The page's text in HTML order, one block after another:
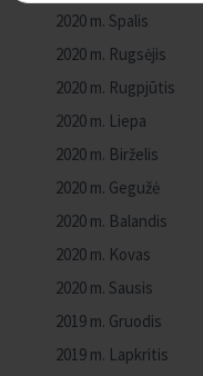
2020 m. Spalis
2020 m. Rugsėjis
2020 m. Rugpjūtis
2020 m. Liepa
2020 m. Birželis
2020 m. Gegužė
2020 m. Balandis
2020 m. Kovas
2020 m. Sausis
2019 m. Gruodis
2019 m. Lapkritis